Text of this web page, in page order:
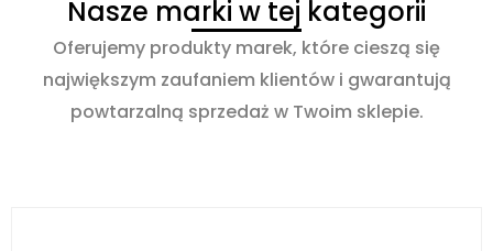
Nasze marki w tej kategorii
Oferujemy produkty marek, które cieszą się
największym zaufaniem klientów i gwarantują
powtarzalną sprzedaż w Twoim sklepie.